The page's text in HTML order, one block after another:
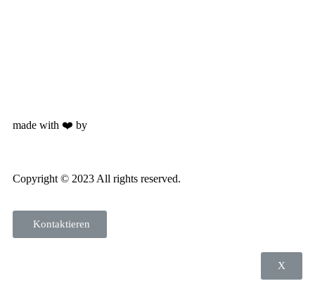
made with ❤️ by
Copyright © 2023 All rights reserved.
Kontaktieren
X